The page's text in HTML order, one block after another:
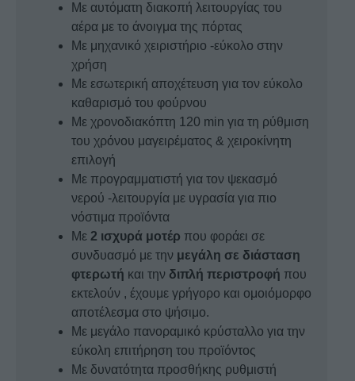
Με αυτόματη διακοπή λειτουργίας του
αέρα με το άνοιγμα της πόρτας
Με μηχανικό χειριστήριο -εύκολο στην
χρήση
Με εσωτερική αποχέτευση για τον εύκολο
καθαρισμό του φούρνου
Με χρονοδιακόπτη 120 min για τη ρύθμιση
του χρόνου μαγειρέματος & χειροκίνητη
επιλογή
Με προγραμματιστή για τον ψεκασμό
νερού -λειτουργία με υγρασία για πιο
νόστιμα προϊόντα
Με 2 ισχυρά μοτέρ που φοράει σε
συνδυασμό με την μεγάλη σε διάσταση
φτερωτή και την διπλή περιστροφή που
εκτελούν , έχουμε γρήγορο και ομοιόμορφο
αποτέλεσμα στο ψήσιμο.
Με μεγάλο πανοραμικό κρύσταλλο για την
εύκολη επιτήρηση του προϊόντος
Με δυνατότητα προσθήκης ρυθμιστή